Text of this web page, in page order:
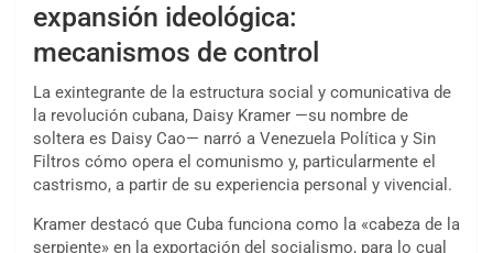
expansión ideológica:
mecanismos de control
La exintegrante de la estructura social y comunicativa de
la revolución cubana, Daisy Kramer —su nombre de
soltera es Daisy Cao— narró a Venezuela Política y Sin
Filtros cómo opera el comunismo y, particularmente el
castrismo, a partir de su experiencia personal y vivencial.
Kramer destacó que Cuba funciona como la «cabeza de la
serpiente» en la exportación del socialismo, para lo cual